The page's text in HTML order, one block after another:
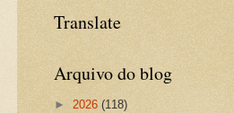
Translate
Arquivo do blog
► 2026 (118)